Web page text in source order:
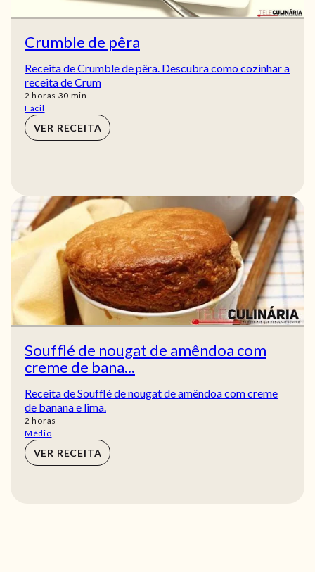
Crumble de pêra
Receita de Crumble de pêra. Descubra como cozinhar a
receita de Crum
2 horas
horas 30 min
min
Fácil
VER RECEITA
Soufflé de nougat de amêndoa com
creme de bana...
Receita de Soufflé de nougat de amêndoa com creme
de banana e lima.
2 horas
horas
Médio
VER RECEITA